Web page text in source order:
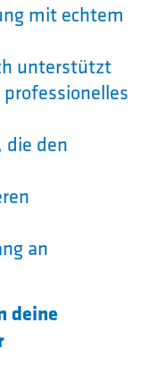
mit echtem
unterstützt
die den
an
deine